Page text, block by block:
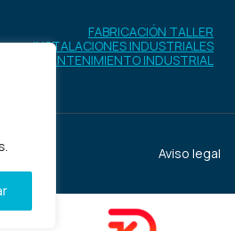
FABRICACIÓN TALLER
INSTALACIONES INDUSTRIALES
MANTENIMIENTO INDUSTRIAL
Aviso legal